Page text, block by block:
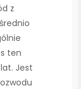
z
ten
Jest